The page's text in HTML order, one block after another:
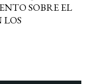
SOBRE EL
LOS